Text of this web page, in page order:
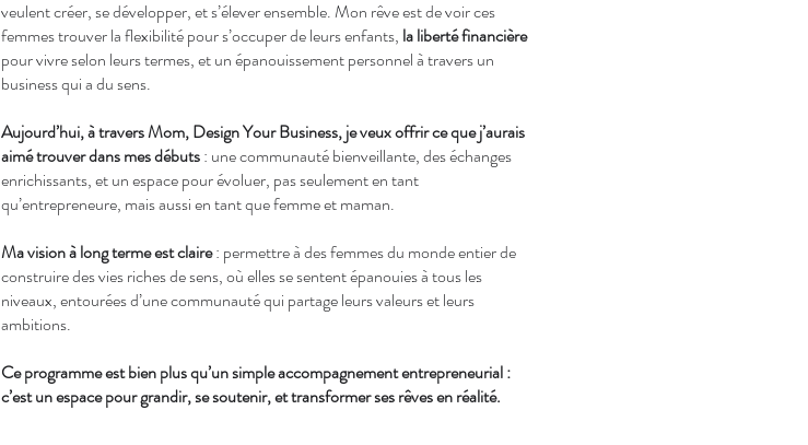
veulent créer, se développer, et s’élever ensemble. Mon rêve est de voir ces
femmes trouver la flexibilité pour s’occuper de leurs enfants, la liberté financière
pour vivre selon leurs termes, et un épanouissement personnel à travers un
business qui a du sens.
Aujourd’hui, à travers Mom, Design Your Business, je veux offrir ce que j’aurais
aimé trouver dans mes débuts: une communauté bienveillante, des échanges
enrichissants, et un espace pour évoluer, pas seulement en tant
qu’entrepreneure, mais aussi en tant que femme et maman.
Ma vision à long terme est claire: permettre à des femmes du monde entier de
construire des vies riches de sens, où elles se sentent épanouies à tous les
niveaux, entourées d’une communauté qui partage leurs valeurs et leurs
ambitions.
Ce programme est bien plus qu’un simple accompagnement entrepreneurial :
c’est un espace pour grandir, se soutenir, et transformer ses rêves en réalité.